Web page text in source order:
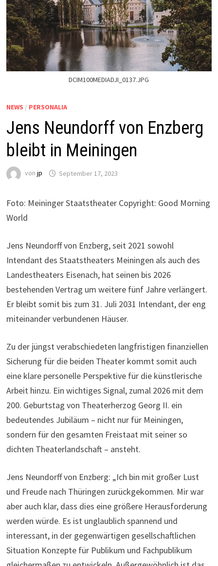
DCIM100MEDIADJI_0137.JPG
NEWS / PERSONALIA
Jens Neundorff von Enzberg
bleibt in Meiningen
vonjp September 17, 2023
Foto: Meininger Staatstheater Copyright: Good Morning
World
Jens Neundorff von Enzberg, seit 2021 sowohl
Intendant des Staatstheaters Meiningen als auch des
Landestheaters Eisenach, hat seinen bis 2026
bestehenden Vertrag um weitere fünf Jahre verlängert.
Er bleibt somit bis zum 31. Juli 2031 Intendant, der eng
miteinander verbundenen Häuser.
Zu der jüngst verabschiedeten langfristigen finanziellen
Sicherung für die beiden Theater kommt somit auch
eine klare personelle Perspektive für die künstlerische
Arbeit hinzu. Ein wichtiges Signal, zumal 2026 mit dem
200. Geburtstag von Theaterherzog Georg II. ein
bedeutendes Jubiläum – nicht nur für Meiningen,
sondern für den gesamten Freistaat mit seiner so
dichten Theaterlandschaft – ansteht.
Jens Neundorff von Enzberg: „Ich bin mit großer Lust
und Freude nach Thüringen zurückgekommen. Mir war
aber auch klar, dass dies eine größere Herausforderung
werden würde. Es ist unglaublich spannend und
interessant, in der gegenwärtigen gesellschaftlichen
Situation Konzepte für Publikum und Fachpublikum